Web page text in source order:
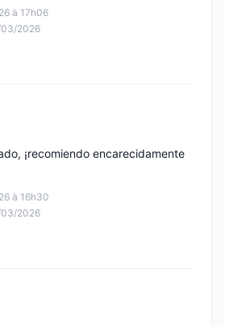
à 17h06
03/2026
à 16h30
03/2026
¡recomiendo encarecidamente